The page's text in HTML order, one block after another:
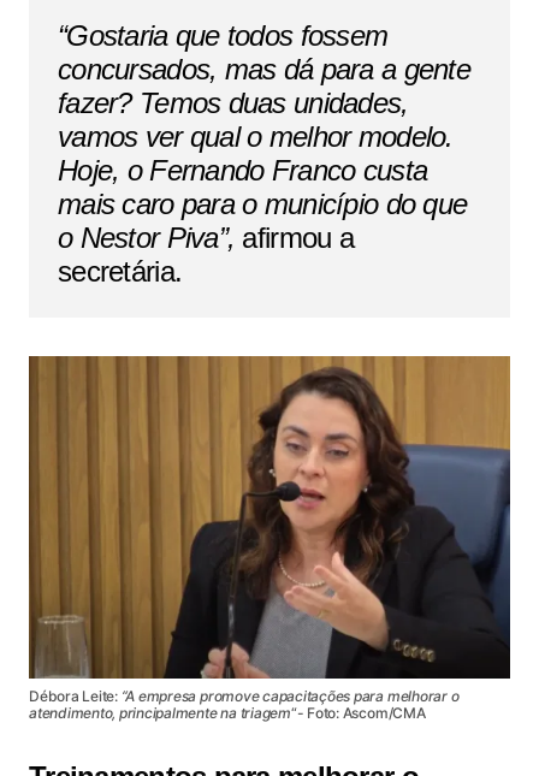
“Gostaria que todos fossem
concursados, mas dá para a gente
fazer? Temos duas unidades,
vamos ver qual o melhor modelo.
Hoje, o Fernando Franco custa
mais caro para o município do que
o Nestor Piva”, afirmou a
secretária.
Débora Leite: “A empresa promove capacitações para melhorar o
atendimento, principalmente na triagem“- Foto: Ascom/CMA